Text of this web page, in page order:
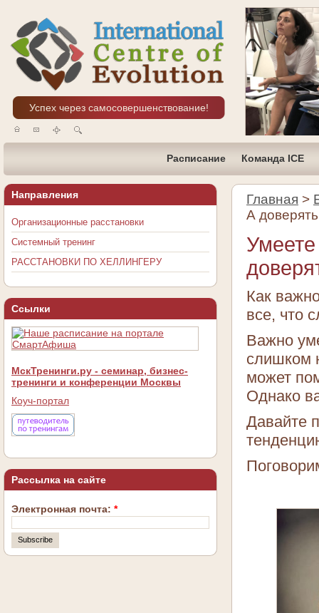
Успех через самосовершенствование!
Расписание Команда ICE
Главная >
А
Как
все, что
Важно
слишком
может
Однако
Давайте
Направления
Организационные расстановки
Системный тренинг
РАССТАНОВКИ ПО ХЕЛЛИНГЕРУ
Ссылки
МскТренинги.ру - семинар, бизнес-
тренинги и конференции Москвы
Коуч-портал
Рассылка на сайте
Электронная почта: *